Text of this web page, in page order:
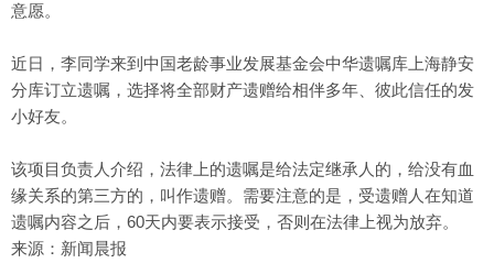
意愿。
近日，李同学来到中国老龄事业发展基金会中华遗嘱库上海静安
分库订立遗嘱，选择将全部财产遗赠给相伴多年、彼此信任的发
小好友。
该项目负责人介绍，法律上的遗嘱是给法定继承人的，给没有血
缘关系的第三方的，叫作遗赠。需要注意的是，受遗赠人在知道
遗嘱内容之后，60天内要表示接受，否则在法律上视为放弃。
来源：新闻晨报